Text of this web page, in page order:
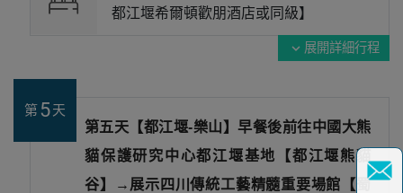
都江堰希爾頓歡朋酒店或同級】
expand_more 展開詳細行程
第 5天
第五天【都江堰-樂山】早餐後前往中國大熊
貓保護研究中心都江堰基地【都江堰熊貓
谷】→展示四川傳統工藝精髓重要場館【蜀